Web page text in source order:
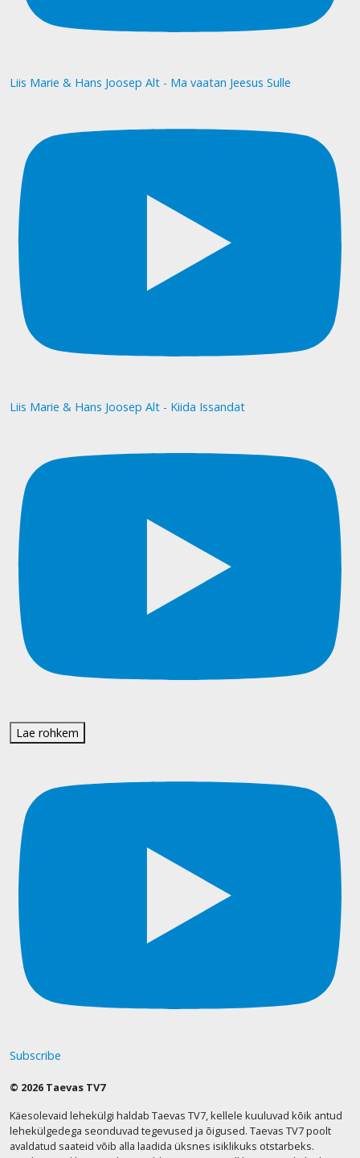
Liis Marie & Hans Joosep Alt - Ma vaatan Jeesus Sulle
Liis Marie & Hans Joosep Alt - Kiida Issandat
Lae rohkem
Subscribe
© 2026 Taevas TV7
Käesolevaid lehekülgi haldab Taevas TV7, kellele kuuluvad kõik antud
lehekülgedega seonduvad tegevused ja õigused. Taevas TV7 poolt
avaldatud saateid võib alla laadida üksnes isiklikuks otstarbeks.